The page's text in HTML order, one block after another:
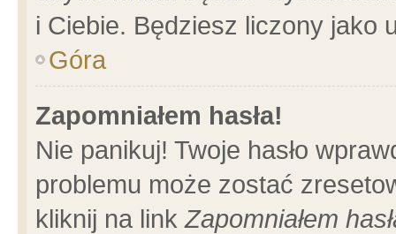
i Ciebie. Będziesz liczony jako
Góra
Zapomniałem hasła!
Nie panikuj! Twoje hasło
problemu może zostać
kliknij na linkZapomniałem